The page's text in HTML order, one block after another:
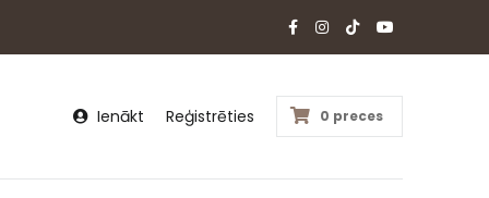
Ienākt Reģistrēties 0 preces